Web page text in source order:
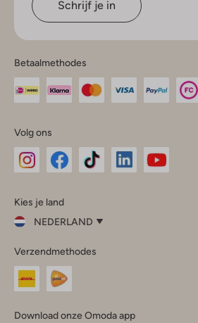
Schrijf je in
Betaalmethodes
Volg ons
InstagramFacebook
Kies je land
NEDERLAND
je
land
Nederland
Verzendmethodes
Download onze Omoda app